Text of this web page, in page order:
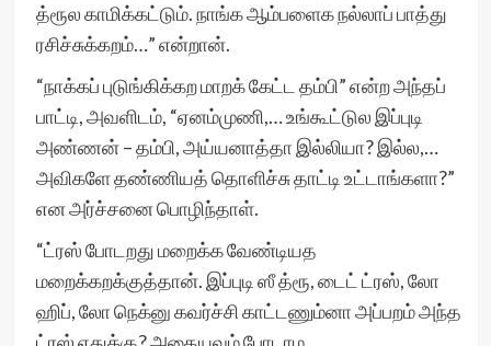
த்ரூல காமிக்கட்டும். நாங்க ஆம்பளைக நல்லாப் பாத்து
ரசிச்சுக்கறம்…” என்றான்.
“நாக்கப் புடுங்கிக்கற மாறக் கேட்ட தம்பி” என்ற அந்தப்
பாட்டி, அவளிடம், “ஏனம்முணி,… உங்கூட்டுல இப்புடி
அண்ணன் – தம்பி, அய்யனாத்தா இல்லியா? இல்ல,…
அவிகளே தண்ணியத் தொளிச்சு தாட்டி உட்டாங்களா?”
என அர்ச்சனை பொழிந்தாள்.
“ட்ரஸ் போடறது மறைக்க வேண்டியத
மறைக்கறக்குத்தான். இப்புடி ஸீ த்ரூ, டைட் ட்ரஸ், லோ
ஹிப், லோ நெக்னு கவர்ச்சி காட்டணும்னா அப்பறம் அந்த